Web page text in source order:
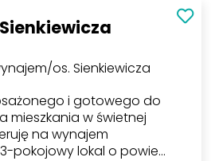
os. Sienkiewicza
i gotowego do
mieszkania w świetnej
na wynajem
pokojowy lokal o powie…